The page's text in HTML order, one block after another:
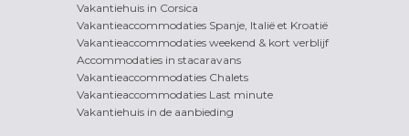
Vakantiehuis in Corsica
Vakantieaccommodaties Spanje, Italië et Kroatië
Vakantieaccommodaties weekend & kort verblijf
Accommodaties in stacaravans
Vakantieaccommodaties Chalets
Vakantieaccommodaties Last minute
Vakantiehuis in de aanbieding